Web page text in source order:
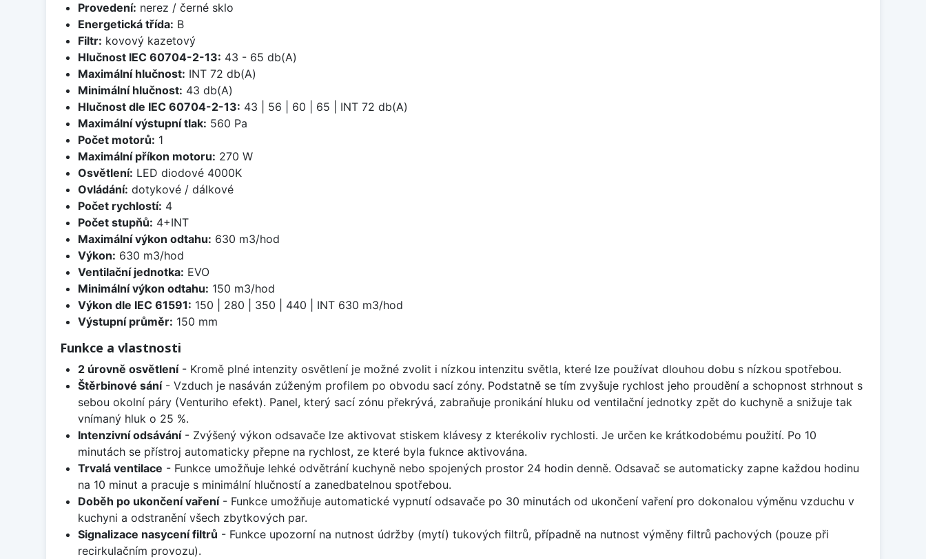
Provedení: nerez / černé sklo
Energetická třída: B
Filtr: kovový kazetový
Hlučnost IEC 60704-2-13: 43 - 65 db(A)
Maximální hlučnost: INT 72 db(A)
Minimální hlučnost: 43 db(A)
Hlučnost dle IEC 60704-2-13: 43 | 56 | 60 | 65 | INT 72 db(A)
Maximální výstupní tlak: 560 Pa
Počet motorů: 1
Maximální příkon motoru: 270 W
Osvětlení: LED diodové 4000K
Ovládání: dotykové / dálkové
Počet rychlostí: 4
Počet stupňů: 4+INT
Maximální výkon odtahu: 630 m3/hod
Výkon: 630 m3/hod
Ventilační jednotka: EVO
Minimální výkon odtahu: 150 m3/hod
Výkon dle IEC 61591: 150 | 280 | 350 | 440 | INT 630 m3/hod
Výstupní průměr: 150 mm
Funkce a vlastnosti
2 úrovně osvětlení- Kromě plné intenzity osvětlení je možné zvolit i nízkou intenzitu světla, které lze používat dlouhou dobu s nízkou spotřebou.
Štěrbinové sání- Vzduch je nasáván zúženým profilem po obvodu sací zóny. Podstatně se tím zvyšuje rychlost jeho proudění a schopnost strhnout s
sebou okolní páry (Venturiho efekt). Panel, který sací zónu překrývá, zabraňuje pronikání hluku od ventilační jednotky zpět do kuchyně a snižuje tak
vnímaný hluk o 25 %.
Intenzivní odsávání- Zvýšený výkon odsavače lze aktivovat stiskem klávesy z kterékoliv rychlosti. Je určen ke krátkodobému použití. Po 10
minutách se přístroj automaticky přepne na rychlost, ze které byla fuknce aktivována.
Trvalá ventilace - Funkce umožňuje lehké odvětrání kuchyně nebo spojených prostor 24 hodin denně. Odsavač se automaticky zapne každou hodinu
na 10 minut a pracuje s minimální hlučností a zanedbatelnou spotřebou.
Doběh po ukončení vaření- Funkce umožňuje automatické vypnutí odsavače po 30 minutách od ukončení vaření pro dokonalou výměnu vzduchu v
kuchyni a odstranění všech zbytkových par.
Signalizace nasycení filtrů - Funkce upozorní na nutnost údržby (mytí) tukových filtrů, případně na nutnost výměny filtrů pachových (pouze při
recirkulačním provozu).